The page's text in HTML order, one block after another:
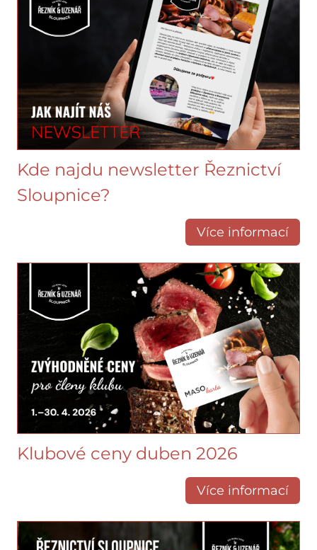
Kde najdu newsletter Řeznictví
Sloupnice?
Více informací
Klubové ceny duben 2026
Více informací